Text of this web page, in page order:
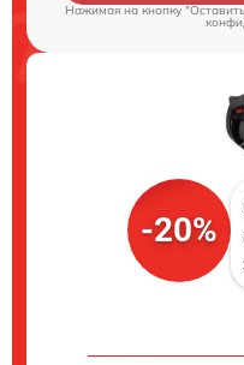
Нажимая на кнопку
-20%